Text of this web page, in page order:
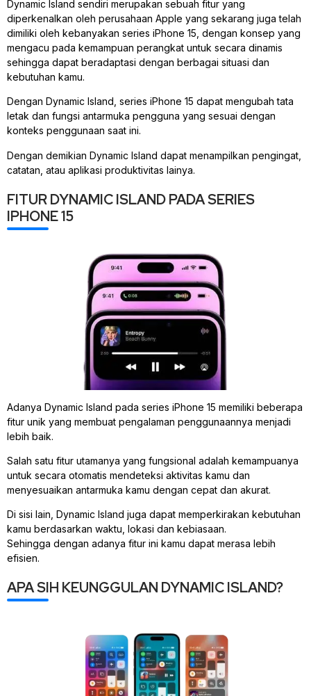
Dynamic Island sendiri merupakan sebuah fitur yang
diperkenalkan oleh perusahaan Apple yang sekarang juga telah
dimiliki oleh kebanyakan series iPhone 15, dengan konsep yang
mengacu pada kemampuan perangkat untuk secara dinamis
sehingga dapat beradaptasi dengan berbagai situasi dan
kebutuhan kamu.
Dengan Dynamic Island, series iPhone 15 dapat mengubah tata
letak dan fungsi antarmuka pengguna yang sesuai dengan
konteks penggunaan saat ini.
Dengan demikian Dynamic Island dapat menampilkan pengingat,
catatan, atau aplikasi produktivitas lainya.
FITUR DYNAMIC ISLAND PADA SERIES
IPHONE 15
Adanya Dynamic Island pada series iPhone 15 memiliki beberapa
fitur unik yang membuat pengalaman penggunaannya menjadi
lebih baik.
Salah satu fitur utamanya yang fungsional adalah kemampuanya
untuk secara otomatis mendeteksi aktivitas kamu dan
menyesuaikan antarmuka kamu dengan cepat dan akurat.
Di sisi lain, Dynamic Island juga dapat memperkirakan kebutuhan
kamu berdasarkan waktu, lokasi dan kebiasaan.
Sehingga dengan adanya fitur ini kamu dapat merasa lebih
efisien.
APA SIH KEUNGGULAN DYNAMIC ISLAND?